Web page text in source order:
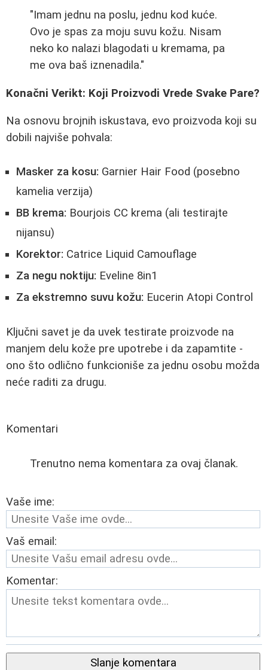
"Imam jednu na poslu, jednu kod kuće.
Ovo je spas za moju suvu kožu. Nisam
neko ko nalazi blagodati u kremama, pa
me ova baš iznenadila."
Konačni Verikt: Koji Proizvodi Vrede Svake Pare?
Na osnovu brojnih iskustava, evo proizvoda koji su
dobili najviše pohvala:
Masker za kosu: Garnier Hair Food (posebno
kamelia verzija)
BB krema: Bourjois CC krema (ali testirajte
nijansu)
Korektor: Catrice Liquid Camouflage
Za negu noktiju: Eveline 8in1
Za ekstremno suvu kožu: Eucerin Atopi Control
Ključni savet je da uvek testirate proizvode na
manjem delu kože pre upotrebe i da zapamtite -
ono što odlično funkcioniše za jednu osobu možda
neće raditi za drugu.
Komentari
Trenutno nema komentara za ovaj članak.
Vaše ime:
Vaš email:
Komentar:
Slanje komentara